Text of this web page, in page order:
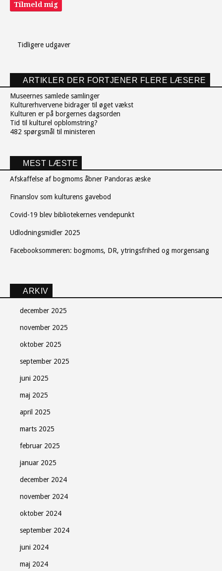
Tilmeld mig
Tidligere udgaver
ARTIKLER DER FORTJENER FLERE LÆSERE
Museernes samlede samlinger
Kulturerhvervene bidrager til øget vækst
Kulturen er på borgernes dagsorden
Tid til kulturel opblomstring?
482 spørgsmål til ministeren
MEST LÆSTE
Afskaffelse af bogmoms åbner Pandoras æske
Finanslov som kulturens gavebod
Covid-19 blev bibliotekernes vendepunkt
Udlodningsmidler 2025
Facebooksommeren: bogmoms, DR, ytringsfrihed og morgensang
ARKIV
december 2025
november 2025
oktober 2025
september 2025
juni 2025
maj 2025
april 2025
marts 2025
februar 2025
januar 2025
december 2024
november 2024
oktober 2024
september 2024
juni 2024
maj 2024